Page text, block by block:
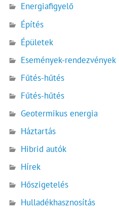
Energiafigyelő
Építés
Épületek
Események-rendezvények
Fűtés-hűtés
Fűtés-hűtés
Geotermikus energia
Háztartás
Hibrid autók
Hírek
Hőszigetelés
Hulladékhasznosítás